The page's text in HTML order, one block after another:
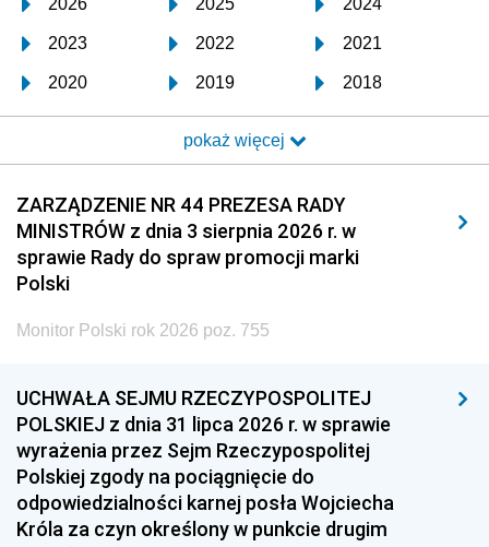
2026 2025 2024
2023 2022 2021
2020 2019 2018
2017 2016 2015
2014 2013 2012
2011 2010 2009
2008 2007 2006
2005
1996 1995 1994
1993 1992 1991
1990 1989
1987 1986 1985
pokaż więcej
ZARZĄDZENIE NR 44 PREZESA RADY
MINISTRÓW z dnia 3 sierpnia 2026 r. w
sprawie Rady do spraw promocji marki
Polski
Monitor Polski rok 2026 poz. 755
UCHWAŁA SEJMU RZECZYPOSPOLITEJ
POLSKIEJ z dnia 31 lipca 2026 r. w sprawie
wyrażenia przez Sejm Rzeczypospolitej
Polskiej zgody na pociągnięcie do
odpowiedzialności karnej posła Wojciecha
Króla za czyn określony w punkcie drugim